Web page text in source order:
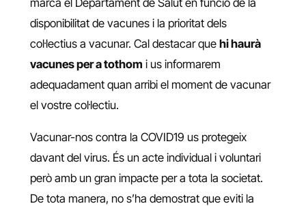
marca el Departament de Salut en funció de la
disponibilitat de vacunes i la prioritat dels
col·lectius a vacunar. Cal destacar que hi haurà
vacunes per a tothom i us informarem
adequadament quan arribi el moment de vacunar
el vostre col·lectiu.
Vacunar-nos contra la COVID19 us protegeix
davant del virus. És un acte individual i voluntari
però amb un gran impacte per a tota la societat.
De tota manera, no s’ha demostrat que eviti la